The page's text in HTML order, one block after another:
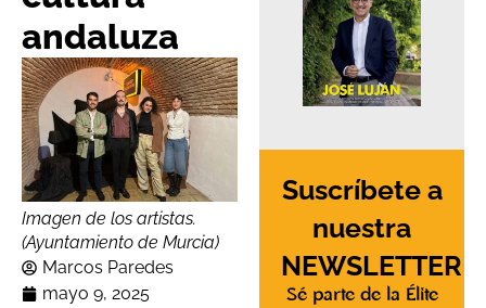
andaluza
Imagen de los artistas.
(Ayuntamiento de Murcia)
Marcos Paredes
mayo 9, 2025
Suscríbete a
nuestra
NEWSLETTER
Sé parte de la Élite